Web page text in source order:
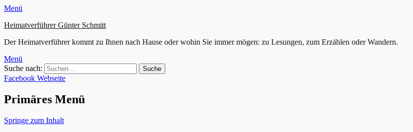
Menü
Heimatverführer Günter Schmitt
Der Heimatverführer kommt zu Ihnen nach Hause oder wohin Sie immer mögen: zu Lesungen, zum Erzählen oder Wandern.
Menü
Suche nach:
Facebook Webseite
Primäres Menü
Springe zum Inhalt